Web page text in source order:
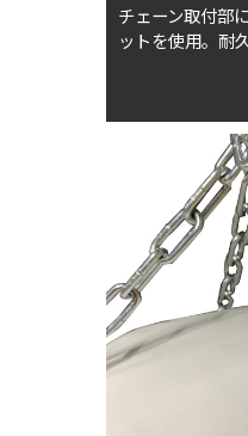
チェーン取付部
ットを使用。耐